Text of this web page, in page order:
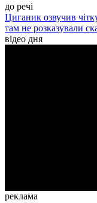
до речі
Циганик озвучив
там не розказували
відео дня
реклама